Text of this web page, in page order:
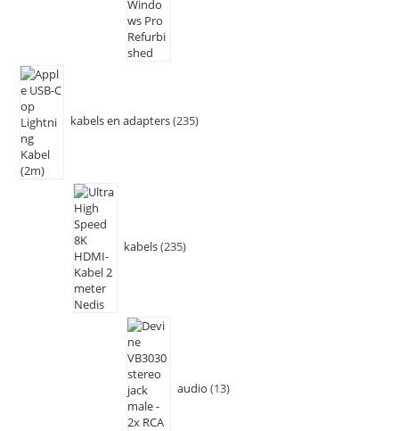
kabels en adapters 235
kabels 235
audio 13